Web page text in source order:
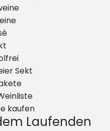
Sekt
kaufen
Laufenden